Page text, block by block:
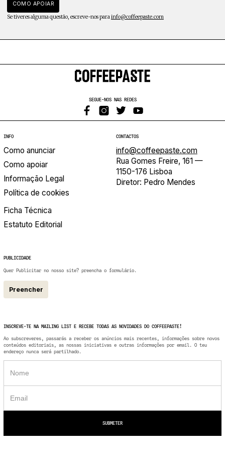
COMO APOIAR
Se tiveres alguma questão, escreve-nos parainfo@coffeepaste.com
SEGUE-NOS NAS REDES
INFO
Como anunciar
Como apoiar
Informação Legal
Política de cookies
Ficha Técnica
Estatuto Editorial
CONTACTOS
info@coffeepaste.com
Rua Gomes Freire, 161 —
1150-176 Lisboa
Diretor: Pedro Mendes
PUBLICIDADE
Quer Publicitar no nosso site? preencha o formulário.
Preencher
INSCREVE-TE NA MAILING LIST E RECEBE TODAS AS NOVIDADES DO COFFEEPASTE!
Ao subscreveres, passarás a receber os anúncios mais recentes, informações sobre novos
conteúdos editoriais, as nossas iniciativas e outras informações por email. O teu
endereço nunca será partilhado.